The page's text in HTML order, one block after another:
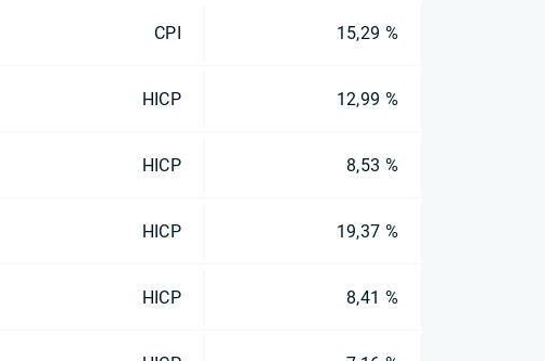
CPI 15,29 %
HICP 12,99 %
HICP 8,53 %
HICP 19,37 %
HICP 8,41 %